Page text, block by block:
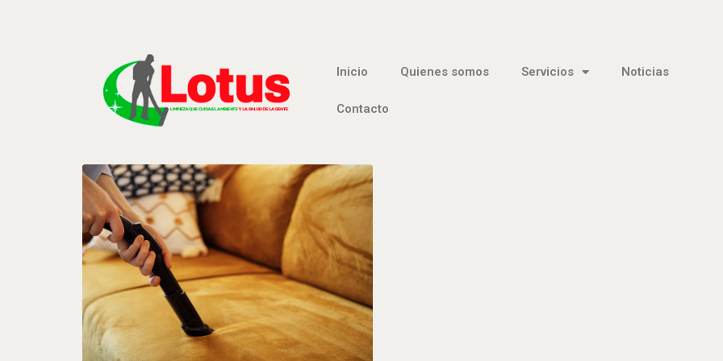
Inicio Quienes somos Servicios Noticias
Contacto